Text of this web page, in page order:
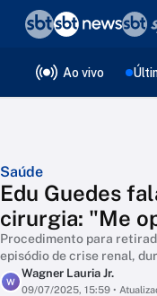
Ao vivo
Saúde
Edu Guedes
cirurgia: "Me
Procedimento para
episódio de crise renal,
W
Wagner Lauria Jr.
09/07/2025, 15:59 •
❮voltar